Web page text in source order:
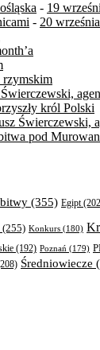
- 19
- 20
rzymskim
król Polski
Świerczewski,
pod
bitwy (355) Egipt
(255) Konkurs (180)
(192) Poznań (179)
Średniowiecze